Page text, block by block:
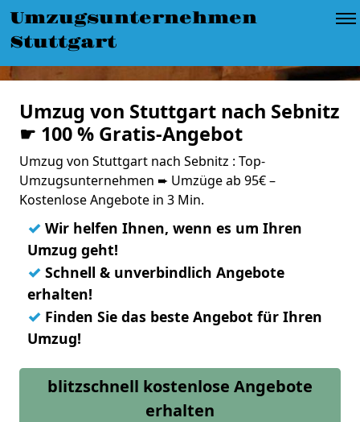
Umzugsunternehmen
Stuttgart
Umzug von Stuttgart nach Sebnitz
☛ 100 % Gratis-Angebot
Umzug von Stuttgart nach Sebnitz : Top-
Umzugsunternehmen ➨ Umzüge ab 95€ –
Kostenlose Angebote in 3 Min.
✓ Wir helfen Ihnen, wenn es um Ihren
Umzug geht!
✓ Schnell & unverbindlich Angebote
erhalten!
✓ Finden Sie das beste Angebot für Ihren
Umzug!
blitzschnell kostenlose Angebote
erhalten